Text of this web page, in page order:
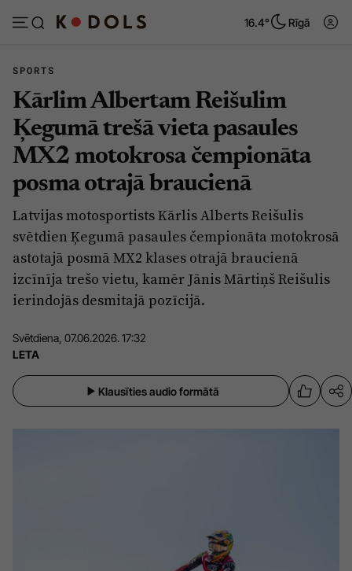
16.4° Rīgā
Abonēt Pieslēgties
Ziņas
Politika
Pašvaldības
Izglītība
Veselība
Vide
Drošība
Tēmas
Viedokļi
Dzīve un ticība
Ekonomika
Krimināli
Izklaide
Zaļā nākotne
SPORTS
Kārlim Albertam Reišulim
Ķegumā trešā vieta pasaules
MX2 motokrosa čempionāta
posma otrajā braucienā
Latvijas motosportists Kārlis Alberts Reišulis
svētdien Ķegumā pasaules čempionāta motokrosā
astotajā posmā MX2 klases otrajā braucienā
izcīnīja trešo vietu, kamēr Jānis Mārtiņš Reišulis
ierindojās desmitajā pozīcijā.
Svētdiena, 07.06.2026. 17:32
LETA
Klausīties audio formātā